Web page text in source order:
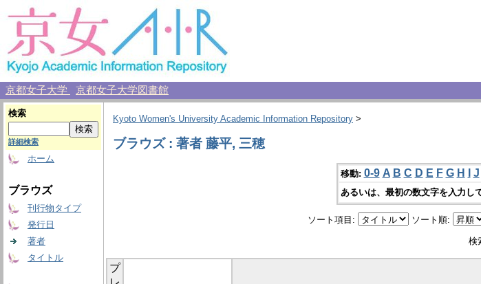
京都女子大学 京都女子大学図書館
検索
詳細検索
ホーム
ブラウズ
刊行物タイプ
発行日
著者
タイトル
Kyoto Women's University Academic Information Repository >
ブラウズ : 著者 藤平, 三穂
移動: 0-9 A B C D E F G H J
あるいは、最初の数文字を入力し
ソート項目: ソート順:
検
プ